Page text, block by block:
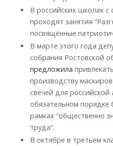
В российских школах с
проходят занятия
посвящённые
В марте этого года
собрания Ростовской
предложила
производству
свечей для
обязательном порядке
рамках “общественно
труда”.
В октябре в третьем